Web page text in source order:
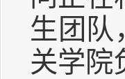
生团队
关学院